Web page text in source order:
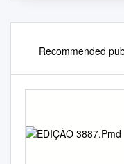
Recommended